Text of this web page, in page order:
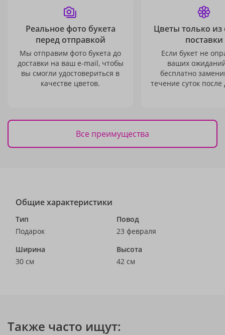
Реальное фото букета
перед отправкой
Мы отправим фото букета до
доставки на ваш e-mail, чтобы
вы смогли удостовериться в
качестве цветов.
Цветы только из
поставки
Если букет не
ваших
бесплатно
течение суток после
Все преимущества
Общие характеристики
Тип
Подарок
Повод
23 февраля
Ширина
30 см
Высота
42 см
Также часто ищут: